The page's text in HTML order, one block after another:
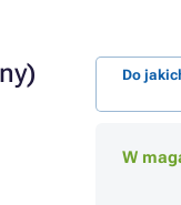
Do
W